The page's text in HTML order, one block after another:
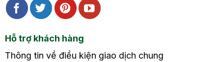
Hỗ trợ khách hàng
Thông tin về điều kiện giao dịch chung